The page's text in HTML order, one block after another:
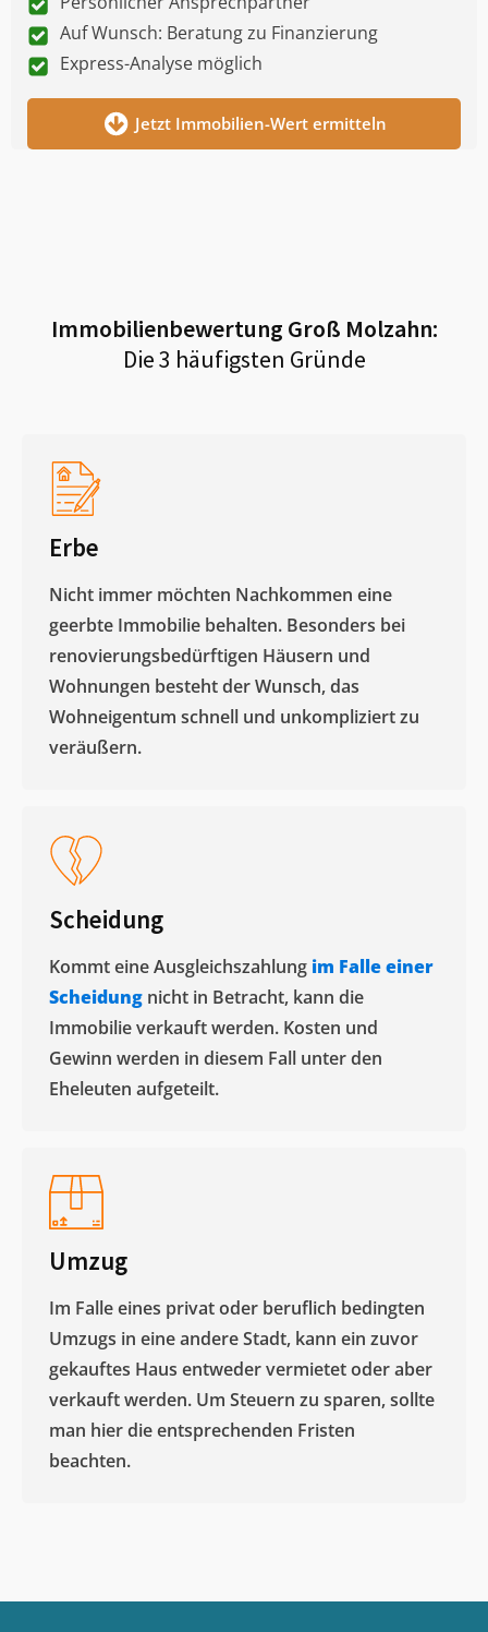
Auf Wunsch: Beratung zu Finanzierung
Express-Analyse möglich
Jetzt Immobilien-Wert ermitteln
Immobilienbewertung Groß Molzahn:
Die 3 häufigsten Gründe
Erbe
Nicht immer möchten Nachkommen eine
geerbte Immobilie behalten. Besonders bei
renovierungsbedürftigen Häusern und
Wohnungen besteht der Wunsch, das
Wohneigentum schnell und unkompliziert zu
veräußern. ​
Scheidung
Kommt eine Ausgleichszahlung im Falle einer
Scheidung nicht in Betracht, kann die
Immobilie verkauft werden. Kosten und
Gewinn werden in diesem Fall unter den
Eheleuten aufgeteilt.​
Umzug
Im Falle eines privat oder beruflich bedingten
Umzugs in eine andere Stadt, kann ein zuvor
gekauftes Haus entweder vermietet oder aber
verkauft werden. Um Steuern zu sparen, sollte
man hier die entsprechenden Fristen
beachten.